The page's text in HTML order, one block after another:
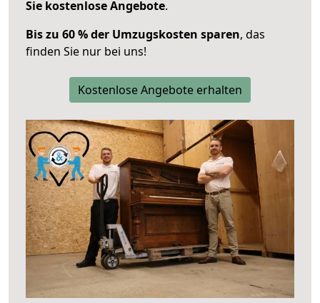
Sie kostenlose Angebote.
Bis zu 60 % der Umzugskosten sparen, das
finden Sie nur bei uns!
Kostenlose Angebote erhalten